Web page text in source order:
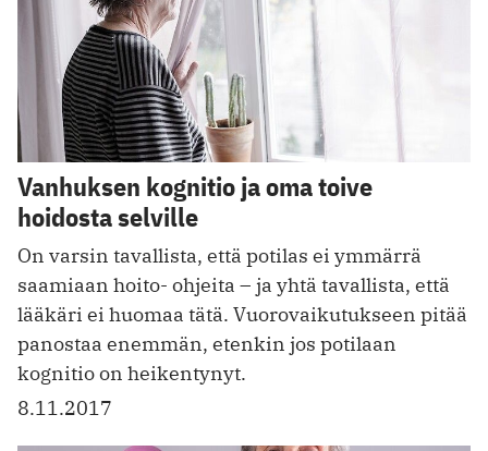
Vanhuksen kognitio ja oma toive
hoidosta selville
On varsin tavallista, että potilas ei ymmärrä
saamiaan hoito- ohjeita – ja yhtä tavallista, että
lääkäri ei huomaa tätä. ­Vuorovaikutukseen pitää
panostaa enemmän, etenkin jos potilaan
kognitio on heikentynyt.
8.11.2017